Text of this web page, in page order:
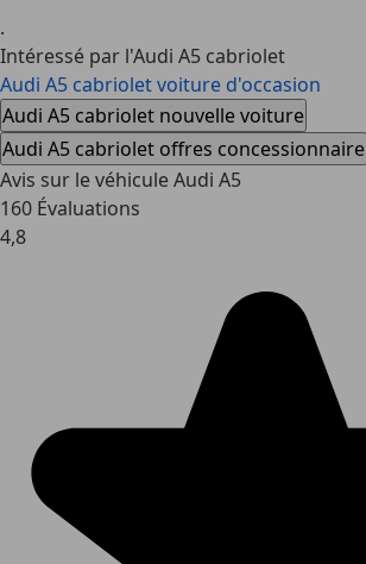
.
Intéressé par l'Audi A5 cabriolet
Audi A5 cabriolet voiture d'occasion
Audi A5 cabriolet nouvelle voiture
Audi A5 cabriolet offres concessionnaire
Avis sur le véhicule Audi A5
160 Évaluations
4,8